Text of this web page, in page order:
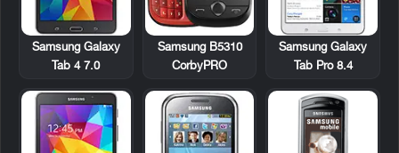
Samsung Galaxy
Tab Pro 8.4
Samsung B5310
CorbyPRO
Samsung Galaxy
Tab 4 7.0